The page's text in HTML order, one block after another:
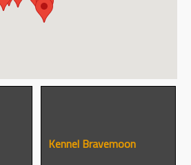
Kennel Bravemoon